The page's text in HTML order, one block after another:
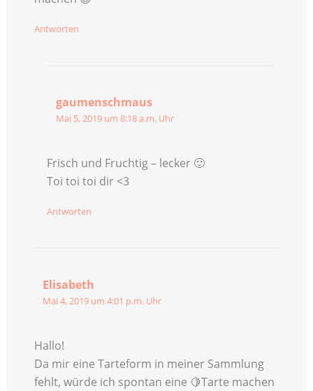
Antworten
gaumenschmaus
Mai 5, 2019 um 8:18 a.m. Uhr
Frisch und Fruchtig – lecker 🙂
Toi toi toi dir <3
Antworten
Elisabeth
Mai 4, 2019 um 4:01 p.m. Uhr
Hallo!
Da mir eine Tarteform in meiner Sammlung
fehlt, würde ich spontan eine 🍋Tarte machen